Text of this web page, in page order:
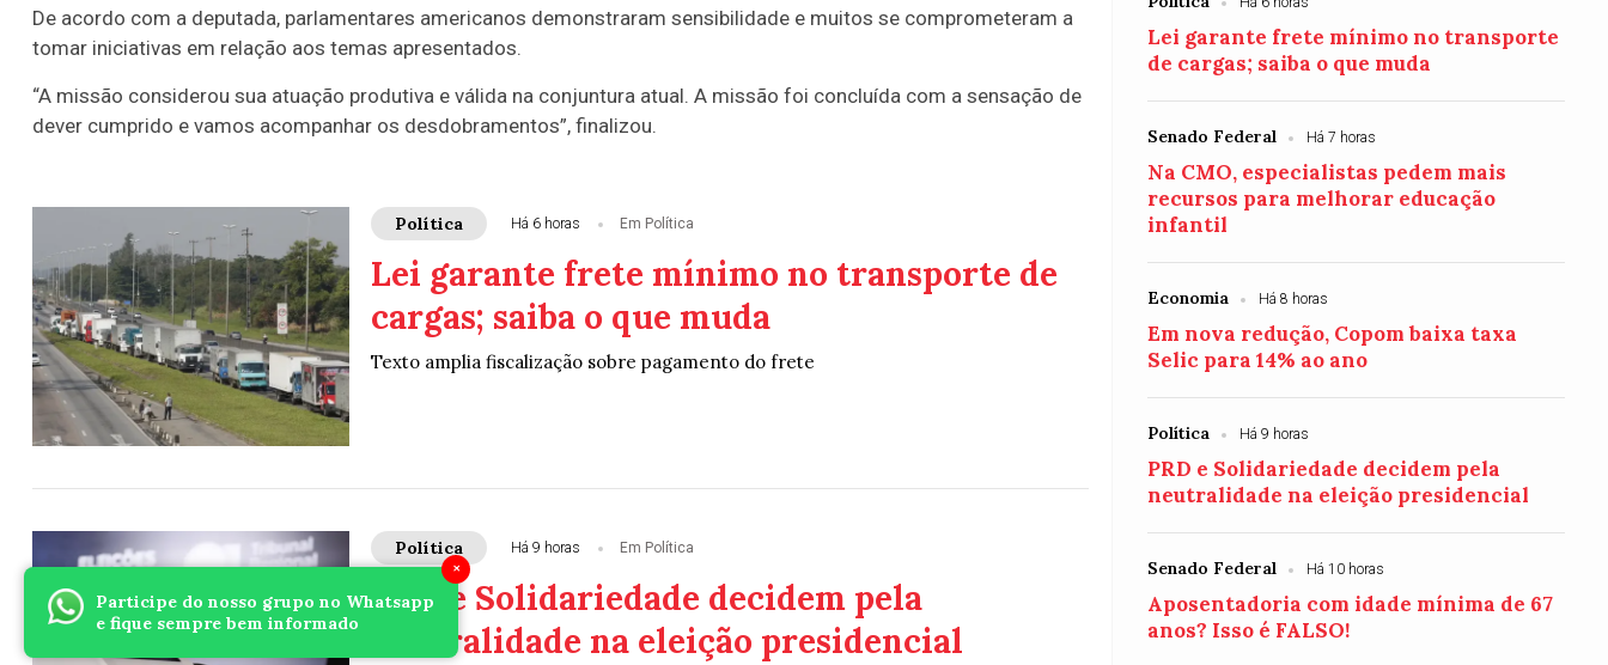
×
Participe do nosso grupo no Whatsapp
e fique sempre bem informado
De acordo com a deputada, parlamentares americanos demonstraram sensibilidade e muitos se comprometeram a
tomar iniciativas em relação aos temas apresentados.
“A missão considerou sua atuação produtiva e válida na conjuntura atual. A missão foi concluída com a sensação de
dever cumprido e vamos acompanhar os desdobramentos”, finalizou.
Política Há 6 horas Em Política
Lei garante frete mínimo no transporte de
cargas; saiba o que muda
Texto amplia fiscalização sobre pagamento do frete
Política Há 9 horas Em Política
PRD e Solidariedade decidem pela
neutralidade na eleição presidencial
Lei garante frete mínimo no transporte
de cargas; saiba o que muda
Senado Federal Há 7 horas
Na CMO, especialistas pedem mais
recursos para melhorar educação
infantil
Economia Há 8 horas
Em nova redução, Copom baixa taxa
Selic para 14% ao ano
Política Há 9 horas
PRD e Solidariedade decidem pela
neutralidade na eleição presidencial
Senado Federal Há 10 horas
Aposentadoria com idade mínima de 67
anos? Isso é FALSO!